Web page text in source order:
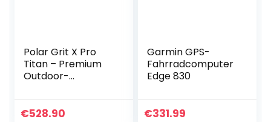
Polar Grit X Pro
Titan – Premium
Outdoor-
Strapazierfähigkeit
€528.90
Garmin GPS-
Fahrradcomputer
Edge 830
€331.99